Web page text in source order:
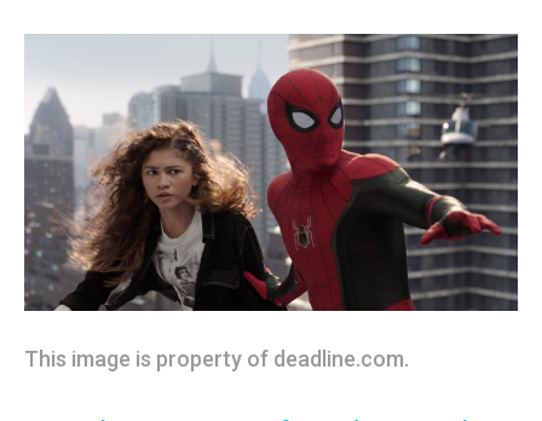
This image is property of deadline.com.